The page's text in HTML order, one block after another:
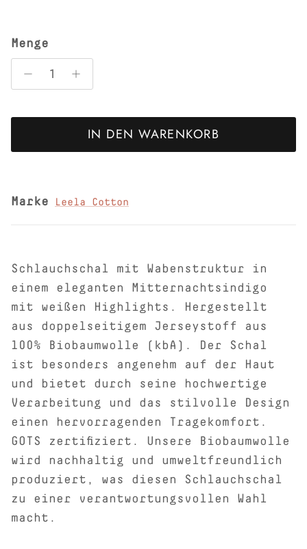
Menge
IN DEN WARENKORB
Marke Leela Cotton
Schlauchschal mit Wabenstruktur in
einem eleganten Mitternachtsindigo
mit weißen Highlights. Hergestellt
aus doppelseitigem Jerseystoff aus
100% Biobaumwolle (kbA). Der Schal
ist besonders angenehm auf der Haut
und bietet durch seine hochwertige
Verarbeitung und das stilvolle Design
einen hervorragenden Tragekomfort.
GOTS zertifiziert. Unsere Biobaumwolle
wird nachhaltig und umweltfreundlich
produziert, was diesen Schlauchschal
zu einer verantwortungsvollen Wahl
macht.